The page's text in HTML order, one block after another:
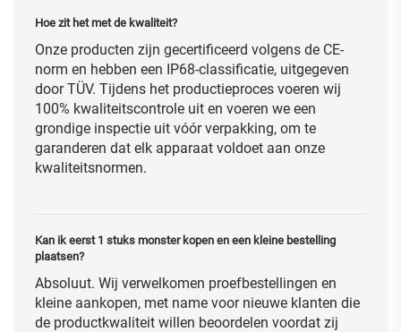
Hoe zit het met de kwaliteit?
Onze producten zijn gecertificeerd volgens de CE-
norm en hebben een IP68-classificatie, uitgegeven
door TÜV. Tijdens het productieproces voeren wij
100% kwaliteitscontrole uit en voeren we een
grondige inspectie uit vóór verpakking, om te
garanderen dat elk apparaat voldoet aan onze
kwaliteitsnormen.
Kan ik eerst 1 stuks monster kopen en een kleine bestelling
plaatsen?
Absoluut. Wij verwelkomen proefbestellingen en
kleine aankopen, met name voor nieuwe klanten die
de productkwaliteit willen beoordelen voordat zij